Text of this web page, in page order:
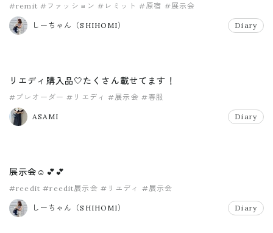
#remit #ファッション #レミット #原宿 #展示会
しーちゃん（SHIHOMI） Diary
リエディ購入品🤍たくさん載せてます！
#プレオーダー #リエディ #展示会 #春服
ASAMI Diary
展示会☺️💕💕
#reedit #reedit展示会 #リエディ #展示会
しーちゃん（SHIHOMI） Diary